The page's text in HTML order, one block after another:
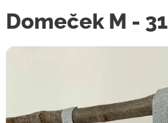
Domeček M - 31